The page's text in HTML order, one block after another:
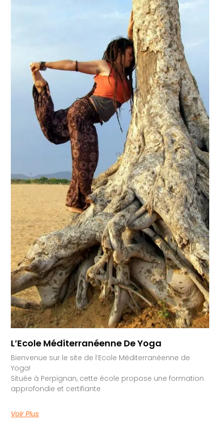
L’Ecole Méditerranéenne De Yoga
Bienvenue sur le site de l’Ecole Méditerranéenne de
Yoga!
Située à Perpignan, cette école propose une formation
approfondie et certifiante
Voir Plus